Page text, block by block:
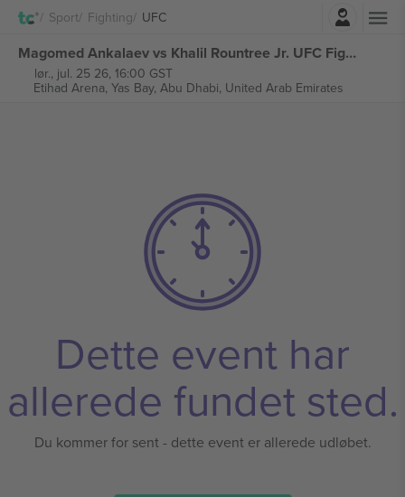
Sport Fighting UFC
Magomed Ankalaev vs Khalil Rountree Jr. UFC Fight Night billetter
lør., jul. 25 26, 16:00 GST
Etihad Arena, Yas Bay, Abu Dhabi, United Arab Emirates
Dette event har
allerede fundet sted.
Du kommer for sent - dette event er allerede udløbet.